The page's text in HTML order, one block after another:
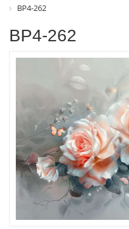
ВР4-262
ВР4-262